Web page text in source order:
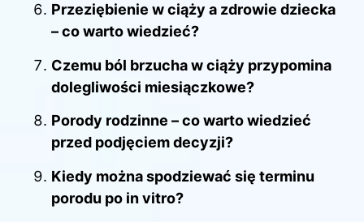
Przeziębienie w ciąży a zdrowie dziecka
– co warto wiedzieć?
Czemu ból brzucha w ciąży przypomina
dolegliwości miesiączkowe?
Porody rodzinne – co warto wiedzieć
przed podjęciem decyzji?
Kiedy można spodziewać się terminu
porodu po in vitro?